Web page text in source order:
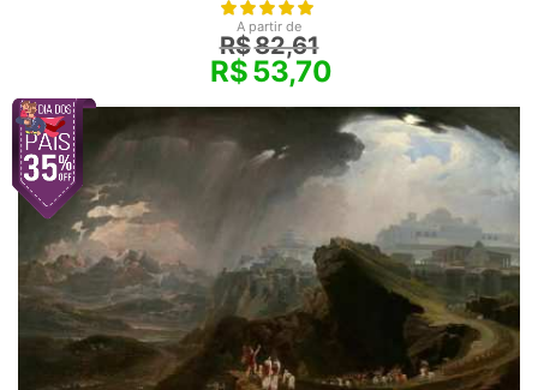
A partir de
R$82,61
R$53,70